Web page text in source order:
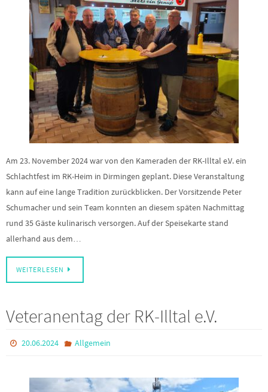
Am 23. November 2024 war von den Kameraden der RK-Illtal e.V. ein
Schlachtfest im RK-Heim in Dirmingen geplant. Diese Veranstaltung
kann auf eine lange Tradition zurückblicken. Der Vorsitzende Peter
Schumacher und sein Team konnten an diesem späten Nachmittag
rund 35 Gäste kulinarisch versorgen. Auf der Speisekarte stand
allerhand aus dem…
WEITERLESEN
Veteranentag der RK-Illtal e.V.
20.06.2024 Allgemein